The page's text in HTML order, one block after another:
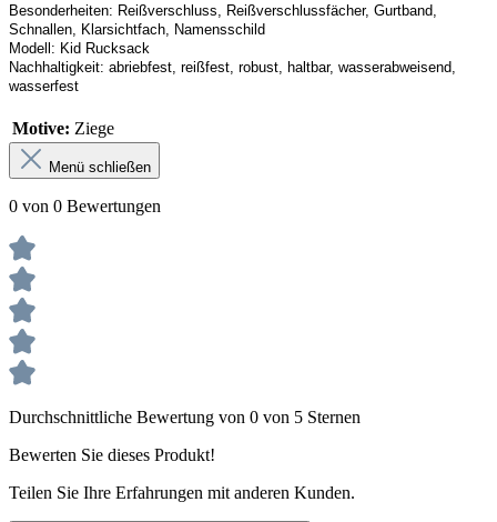
Besonderheiten: Reißverschluss , Reißverschlussfächer, Gurtband,
Schnallen, Klarsichtfach, Namensschild
Modell: Kid Rucksack
Nachhaltigkeit: abriebfest, reißfest, robust haltbar, wasserabweisend,
wasserfest
Motive: Ziege
Menü schließen
0 von 0 Bewertungen
Durchschnittliche Bewertung von 0 von 5 Sternen
Bewerten Sie dieses Produkt!
Teilen Sie Ihre Erfahrungen mit anderen Kunden.